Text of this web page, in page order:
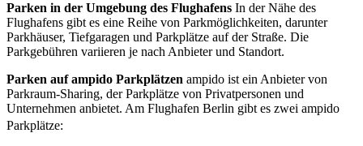
Parken in der Umgebung des Flughafens In der Nähe des
Flughafens gibt es eine Reihe von Parkmöglichkeiten, darunter
Parkhäuser, Tiefgaragen und Parkplätze auf der Straße. Die
Parkgebühren variieren je nach Anbieter und Standort.
Parken auf ampido Parkplätzen ampido ist ein Anbieter von
Parkraum-Sharing, der Parkplätze von Privatpersonen und
Unternehmen anbietet. Am Flughafen Berlin gibt es zwei ampido
Parkplätze: